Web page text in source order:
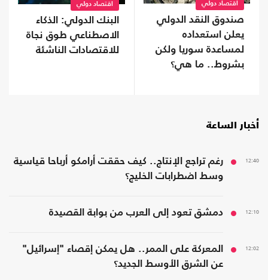
اقتصاد دولي
صندوق النقد الدولي
يعلن استعداده
لمساعدة سوريا ولكن
بشروط.. ما هي؟
اقتصاد دولي
البنك الدولي: الذكاء
الاصطناعي طوق نجاة
للاقتصادات الناشئة
أخبار الساعة
12:40
رغم تراجع الإنتاج.. كيف حققت أرامكو أرباحا قياسية
وسط اضطرابات الخليج؟
12:10 دمشق تعود إلى العرب من بوابة القصيدة
12:02
المعركة على الممر.. هل يمكن إقصاء "إسرائيل"
عن الشرق الأوسط الجديد؟